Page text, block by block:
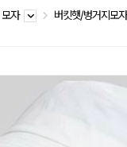
모자 버킷햇/벙거지모